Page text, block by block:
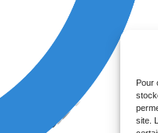
Pour
site.